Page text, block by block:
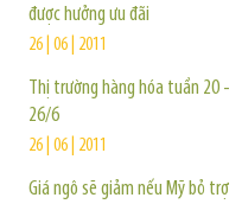
được hưởng ưu đãi
26 | 06 | 2011
Thị trường hàng hóa tuần 20 -
26/6
26 | 06 | 2011
Giá ngô sẽ giảm nếu Mỹ bỏ trợ